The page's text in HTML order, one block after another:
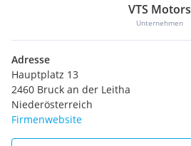
VTS Motors
Unternehmen
Adresse
Hauptplatz 13
2460 Bruck an der Leitha
Niederösterreich
Firmenwebsite